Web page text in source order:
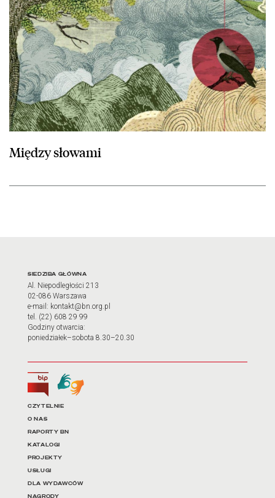
Między słowami
Adres oraz godziny
SIEDZIBA GŁÓWNA
Al. Niepodległości 213
02-086 Warszawa
e-mail: kontakt@bn.org.pl
tel. (22) 608 29 99
Godziny otwarcia:
poniedziałek–sobota 8.30–20.30
Biuletyn Informacji Publicznej
Tłumacz języka migowego
Linki do najważniejszych
CZYTELNIE
O NAS
RAPORTY BN
KATALOGI
PROJEKTY
USŁUGI
DLA WYDAWCÓW
NAGRODY